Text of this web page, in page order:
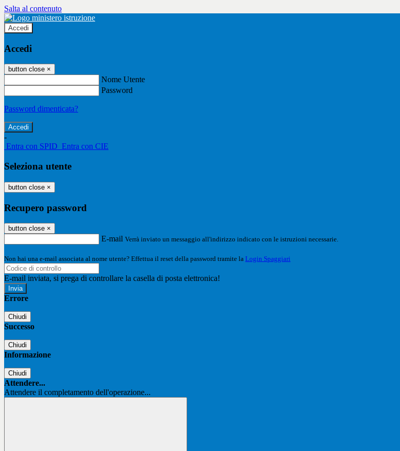
Salta al contenuto
Accedi
Accedi
button close ×
Nome Utente
Password
Password dimenticata?
-
Entra con SPID Entra con CIE
Seleziona utente
button close ×
Recupero password
button close ×
E-mail Verrà inviato un messaggio all'indirizzo indicato con le istruzioni necessarie.
Non hai una e-mail associata al nome utente? Effettua il reset della password tramite la Login Spaggiari
E-mail inviata, si prega di controllare la casella di posta elettronica!
Errore
Chiudi
Successo
Chiudi
Informazione
Chiudi
Attendere...
Attendere il completamento dell'operazione...